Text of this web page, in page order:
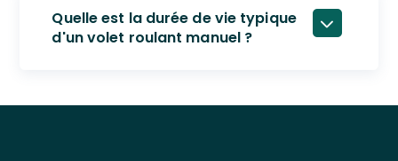
Quelle est la durée de vie typique
d'un volet roulant manuel ?